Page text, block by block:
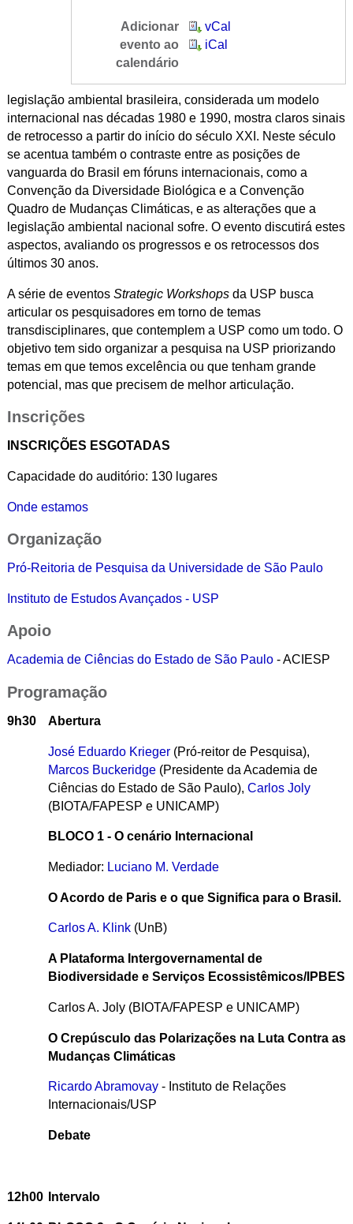
Adicionar
evento ao
calendário
vCal
iCal
legislação ambiental brasileira, considerada um modelo
internacional nas décadas 1980 e 1990, mostra claros sinais
de retrocesso a partir do início do século XXI. Neste século
se acentua também o contraste entre as posições de
vanguarda do Brasil em fóruns internacionais, como a
Convenção da Diversidade Biológica e a Convenção
Quadro de Mudanças Climáticas, e as alterações que a
legislação ambiental nacional sofre. O evento discutirá estes
aspectos, avaliando os progressos e os retrocessos dos
últimos 30 anos.
A série de eventos Strategic Workshopsda USP busca
articular os pesquisadores em torno de temas
transdisciplinares, que contemplem a USP como um todo. O
objetivo tem sido organizar a pesquisa na USP priorizando
temas em que temos excelência ou que tenham grande
potencial, mas que precisem de melhor articulação.
Inscrições
INSCRIÇÕES ESGOTADAS
Capacidade do auditório: 130 lugares
Onde estamos
Organização
Pró-Reitoria de Pesquisa da Universidade de São Paulo
Instituto de Estudos Avançados - USP
Apoio
Academia de Ciências do Estado de São Paulo- ACIESP
Programação
9h30 Abertura
José Eduardo Krieger (Pró-reitor de Pesquisa),
Marcos Buckeridge(Presidente da Academia de
Ciências do Estado de São Paulo), Carlos Joly
(BIOTA/FAPESP e UNICAMP)
BLOCO 1 - O cenário Internacional
Mediador: Luciano M. Verdade
O Acordo de Paris e o que Significa para o Brasil.
Carlos A. Klink(UnB)
A Plataforma Intergovernamental de
Biodiversidade e Serviços Ecossistêmicos/IPBES
Carlos A. Joly (BIOTA/FAPESP e UNICAMP)
O Crepúsculo das Polarizações na Luta Contra as
Mudanças Climáticas
Ricardo Abramovay- Instituto de Relações
Internacionais/USP
Debate
12h00 Intervalo